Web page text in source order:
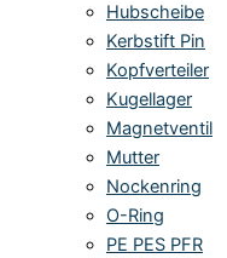
Hubscheibe
Kerbstift Pin
Kopfverteiler
Kugellager
Magnetventil
Mutter
Nockenring
O-Ring
PE PES PFR